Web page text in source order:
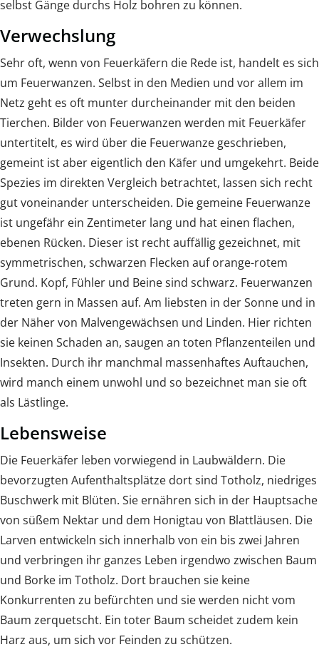
selbst Gänge durchs Holz bohren zu können.
Verwechslung
Sehr oft, wenn von Feuerkäfern die Rede ist, handelt es sich
um Feuerwanzen. Selbst in den Medien und vor allem im
Netz geht es oft munter durcheinander mit den beiden
Tierchen. Bilder von Feuerwanzen werden mit Feuerkäfer
untertitelt, es wird über die Feuerwanze geschrieben,
gemeint ist aber eigentlich den Käfer und umgekehrt. Beide
Spezies im direkten Vergleich betrachtet, lassen sich recht
gut voneinander unterscheiden. Die gemeine Feuerwanze
ist ungefähr ein Zentimeter lang und hat einen flachen,
ebenen Rücken. Dieser ist recht auffällig gezeichnet, mit
symmetrischen, schwarzen Flecken auf orange-rotem
Grund. Kopf, Fühler und Beine sind schwarz. Feuerwanzen
treten gern in Massen auf. Am liebsten in der Sonne und in
der Näher von Malvengewächsen und Linden. Hier richten
sie keinen Schaden an, saugen an toten Pflanzenteilen und
Insekten. Durch ihr manchmal massenhaftes Auftauchen,
wird manch einem unwohl und so bezeichnet man sie oft
als Lästlinge.
Lebensweise
Die Feuerkäfer leben vorwiegend in Laubwäldern. Die
bevorzugten Aufenthaltsplätze dort sind Totholz, niedriges
Buschwerk mit Blüten. Sie ernähren sich in der Hauptsache
von süßem Nektar und dem Honigtau von Blattläusen. Die
Larven entwickeln sich innerhalb von ein bis zwei Jahren
und verbringen ihr ganzes Leben irgendwo zwischen Baum
und Borke im Totholz. Dort brauchen sie keine
Konkurrenten zu befürchten und sie werden nicht vom
Baum zerquetscht. Ein toter Baum scheidet zudem kein
Harz aus, um sich vor Feinden zu schützen.